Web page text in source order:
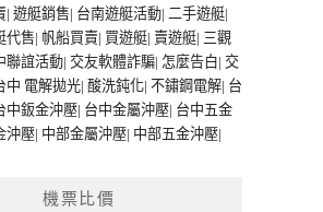
| 遊艇銷售| 台南遊艇活動| 二手遊艇|
代售| 帆船買賣| 買遊艇| 賣遊艇| 三觀
聯誼活動| 交友軟體詐騙| 怎麼告白| 交
中 電解拋光| 酸洗鈍化| 不鏽鋼電解| 台
中鈑金沖壓| 台中金屬沖壓| 台中五金
沖壓| 中部金屬沖壓| 中部五金沖壓|
機票比價